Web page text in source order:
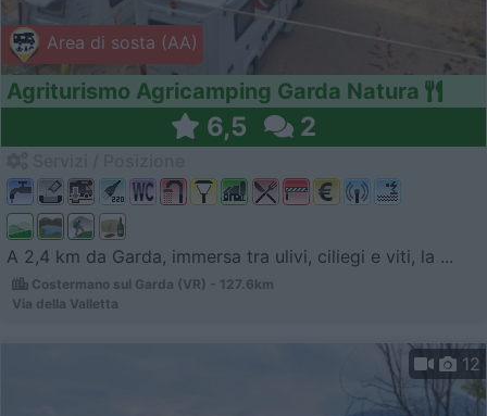
Area di sosta (AA)
Agriturismo Agricamping Garda Natura
6,5 2
A 2,4 km da Garda, immersa tra ulivi, ciliegi e viti, la ...
Costermano sul Garda (VR) - 127.6km
Via della Valletta
12